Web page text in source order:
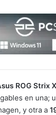
ROG Strix
en una;
y otra a